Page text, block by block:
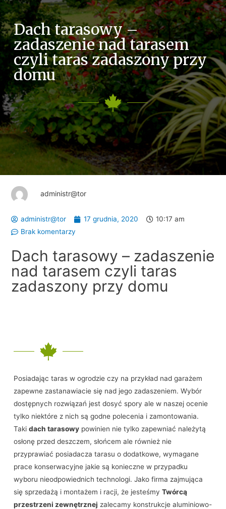
Dach tarasowy –
zadaszenie nad tarasem
czyli taras zadaszony przy
domu
administr@tor
administr@tor 17 grudnia, 2020
10:17 am
Brak komentarzy
Dach tarasowy – zadaszenie
nad tarasem czyli taras
zadaszony przy domu
Posiadając taras w ogrodzie czy na przykład nad garażem
zapewne zastanawiacie się nad jego zadaszeniem. Wybór
dostępnych rozwiązań jest dosyć spory ale w naszej ocenie
tylko niektóre z nich są godne polecenia i zamontowania.
Takidach tarasowy powinien nie tylko zapewniać należytą
osłonę przed deszczem, słońcem ale również nie
przyprawiać posiadacza tarasu o dodatkowe, wymagane
prace konserwacyjne jakie są konieczne w przypadku
wyboru nieodpowiednich technologi. Jako firma zajmująca
się sprzedażą i montażem i racji, że jesteśmyTwórcą
przestrzeni zewnętrznej zalecamy konstrukcje aluminiowo-